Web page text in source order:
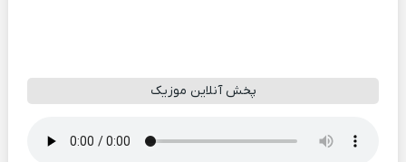
پخش آنلاین موزیک